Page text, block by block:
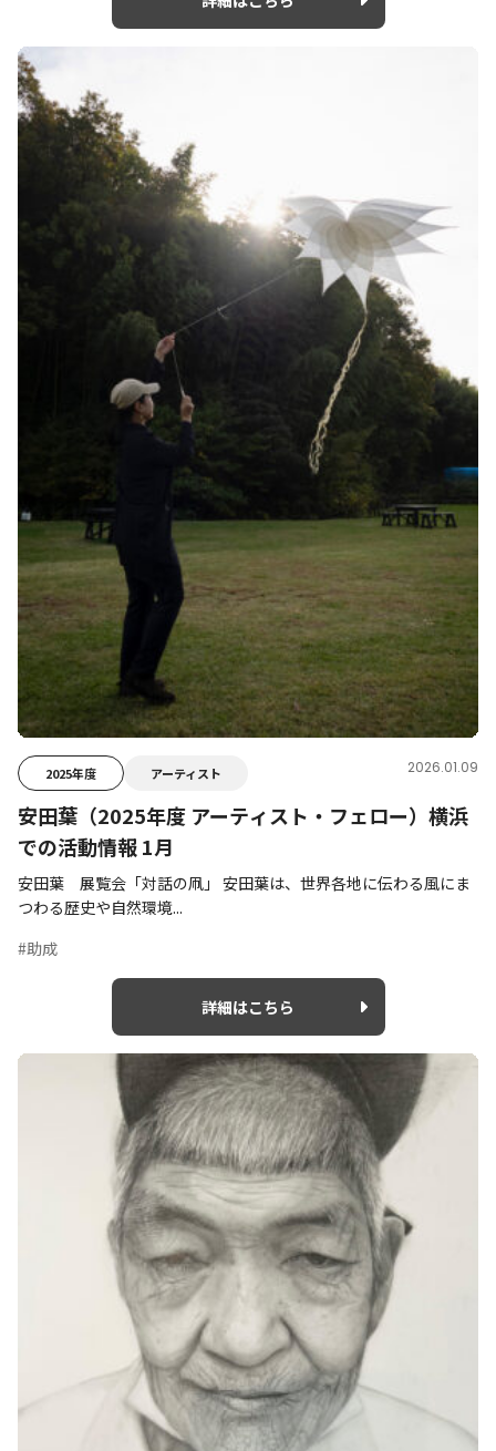
2025年度 アーティスト 2026.01.09
安田葉（2025年度 アーティスト・フェロー）横浜
での活動情報 1月
安田葉 展覧会「対話の凧」 安田葉は、世界各地に伝わる風にま
つわる歴史や自然環境...
#助成
詳細はこちら